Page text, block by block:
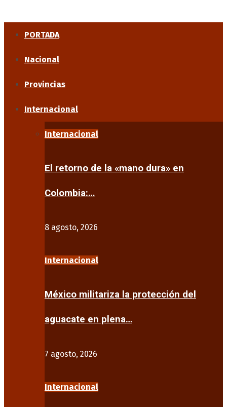
PORTADA
Nacional
Provincias
Internacional
Internacional
El retorno de la «mano dura» en
Colombia:…
8 agosto, 2026
Internacional
México militariza la protección del
aguacate en plena…
7 agosto, 2026
Internacional